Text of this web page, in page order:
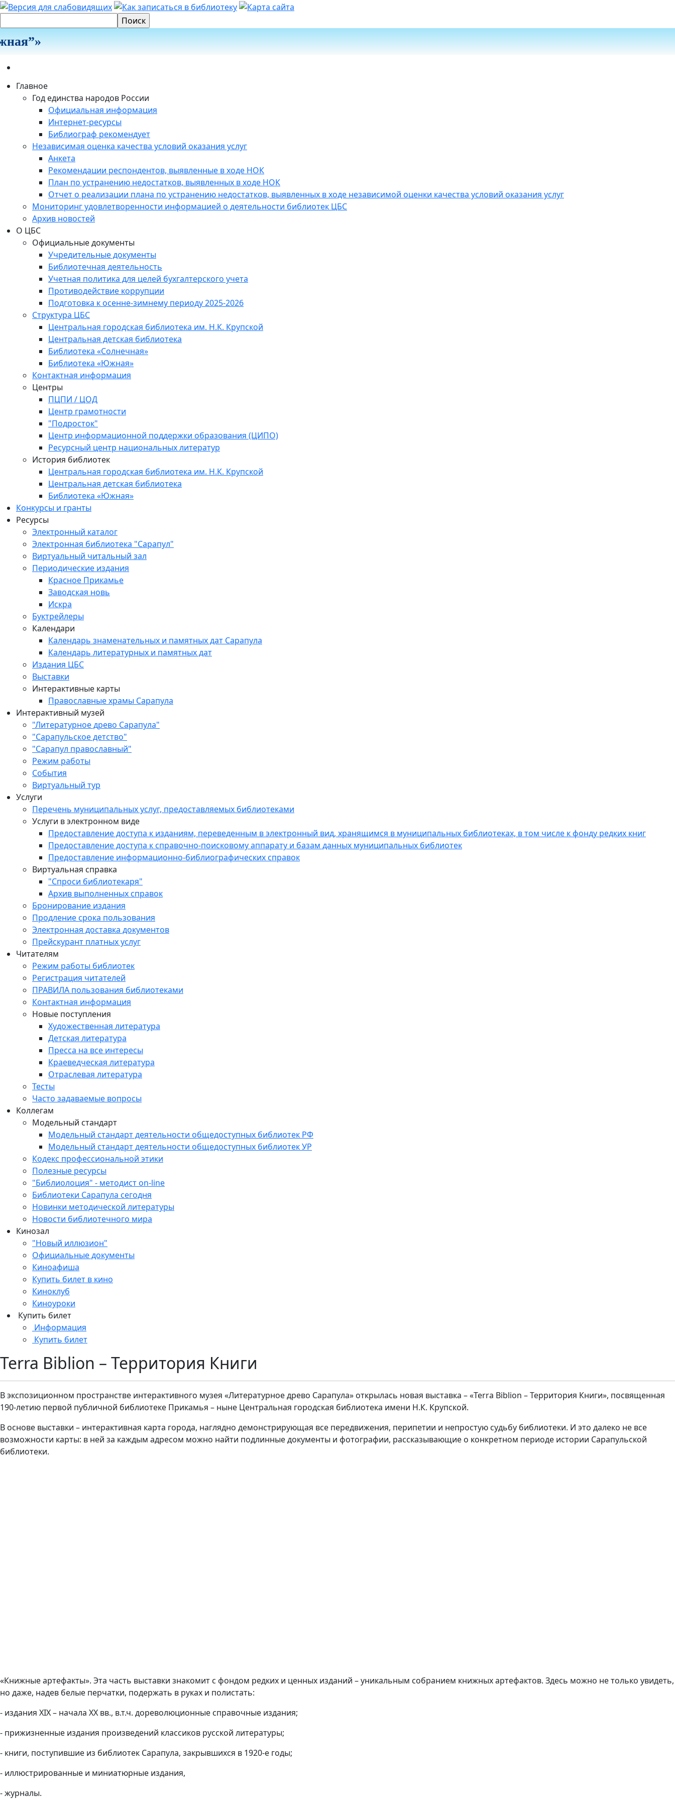
Главное
Год единства народов России
Официальная информация
Интернет-ресурсы
Библиограф рекомендует
Независимая оценка качества условий оказания услуг
Анкета
Рекомендации респондентов, выявленные в ходе НОК
План по устранению недостатков, выявленных в ходе НОК
Отчет о реализации плана по устранению недостатков, выявленных в ходе независимой оценки качества условий оказания услуг
Мониторинг удовлетворенности информацией о деятельности библиотек ЦБС
Архив новостей
О ЦБС
Официальные документы
Учредительные документы
Библиотечная деятельность
Учетная политика для целей бухгалтерского учета
Противодействие коррупции
Подготовка к осенне-зимнему периоду 2025-2026
Структура ЦБС
Центральная городская библиотека им. Н.К. Крупской
Центральная детская библиотека
Библиотека «Солнечная»
Библиотека «Южная»
Контактная информация
Центры
ПЦПИ / ЦОД
Центр грамотности
"Подросток"
Центр информационной поддержки образования (ЦИПО)
Ресурсный центр национальных литератур
История библиотек
Центральная городская библиотека им. Н.К. Крупской
Центральная детская библиотека
Библиотека «Южная»
Конкурсы и гранты
Ресурсы
Электронный каталог
Электронная библиотека "Сарапул"
Виртуальный читальный зал
Периодические издания
Красное Прикамье
Заводская новь
Искра
Буктрейлеры
Календари
Календарь знаменательных и памятных дат Сарапула
Календарь литературных и памятных дат
Издания ЦБС
Выставки
Интерактивные карты
Православные храмы Сарапула
Интерактивный музей
"Литературное древо Сарапула"
"Сарапульское детство"
"Сарапул православный"
Режим работы
События
Виртуальный тур
Услуги
Перечень муниципальных услуг, предоставляемых библиотеками
Услуги в электронном виде
Предоставление доступа к изданиям, переведенным в электронный вид, хранящимся в муниципальных библиотеках, в том числе к фонду редких книг
Предоставление доступа к справочно-поисковому аппарату и базам данных муниципальных библиотек
Предоставление информационно-библиографических справок
Виртуальная справка
"Спроси библиотекаря"
Архив выполненных справок
Бронирование издания
Продление срока пользования
Электронная доставка документов
Прейскурант платных услуг
Читателям
Режим работы библиотек
Регистрация читателей
ПРАВИЛА пользования библиотеками
Контактная информация
Новые поступления
Художественная литература
Детская литература
Пресса на все интересы
Краеведческая литература
Отраслевая литература
Тесты
Часто задаваемые вопросы
Коллегам
Модельный стандарт
Модельный стандарт деятельности общедоступных библиотек РФ
Модельный стандарт деятельности общедоступных библиотек УР
Кодекс профессиональной этики
Полезные ресурсы
"Библиолоция" - методист on-line
Библиотеки Сарапула сегодня
Новинки методической литературы
Новости библиотечного мира
Кинозал
"Новый иллюзион"
Официальные документы
Киноафиша
Купить билет в кино
Киноклуб
Киноуроки
Купить билет
Информация
Купить билет
Terra Biblion – Территория Книги
В экспозиционном пространстве интерактивного музея «Литературное древо Сарапула» открылась новая выставка – «Terra Biblion – Территория Книги», посвященная
190-летию первой публичной библиотеке Прикамья – ныне Центральная городская библиотека имени Н.К. Крупской.
В основе выставки – интерактивная карта города, наглядно демонстрирующая все передвижения, перипетии и непростую судьбу библиотеки. И это далеко не все
возможности карты: в ней за каждым адресом можно найти подлинные документы и фотографии, рассказывающие о конкретном периоде истории Сарапульской
библиотеки.
«Книжные артефакты». Эта часть выставки знакомит с фондом редких и ценных изданий – уникальным собранием книжных артефактов. Здесь можно не только увидеть,
но даже, надев белые перчатки, подержать в руках и полистать:
- издания XIX – начала ХХ вв., в.т.ч. дореволюционные справочные издания;
- прижизненные издания произведений классиков русской литературы;
- книги, поступившие из библиотек Сарапула, закрывшихся в 1920-е годы;
- иллюстрированные и миниатюрные издания,
- журналы.